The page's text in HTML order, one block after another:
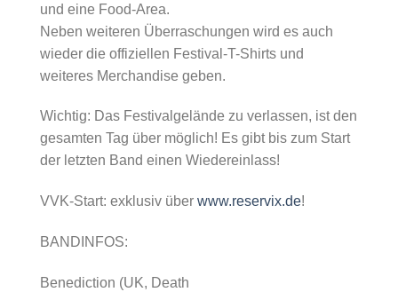
und eine Food-Area.
Neben weiteren Überraschungen wird es auch
wieder die offiziellen Festival-T-Shirts und
weiteres Merchandise geben.
Wichtig: Das Festivalgelände zu verlassen, ist den
gesamten Tag über möglich! Es gibt bis zum Start
der letzten Band einen Wiedereinlass!
VVK-Start: exklusiv über www.reservix.de!
BANDINFOS:
Benediction (UK, Death